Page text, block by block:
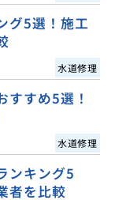
グ5選！施工
水道修理
すすめ5選！
水道修理
ンキング5
者を比較